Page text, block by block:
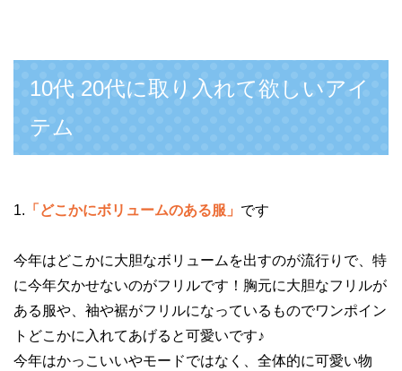
10代 20代に取り入れて欲しいアイ
テム
1. 「どこかにボリュームのある服」 です
今年はどこかに大胆なボリュームを出すのが流行りで、特
に今年欠かせないのがフリルです！胸元に大胆なフリルが
ある服や、袖や裾がフリルになっているものでワンポイン
トどこかに入れてあげると可愛いです♪
今年はかっこいいやモードではなく、全体的に可愛い物